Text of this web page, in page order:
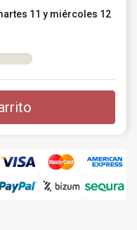
11 y miércoles 12